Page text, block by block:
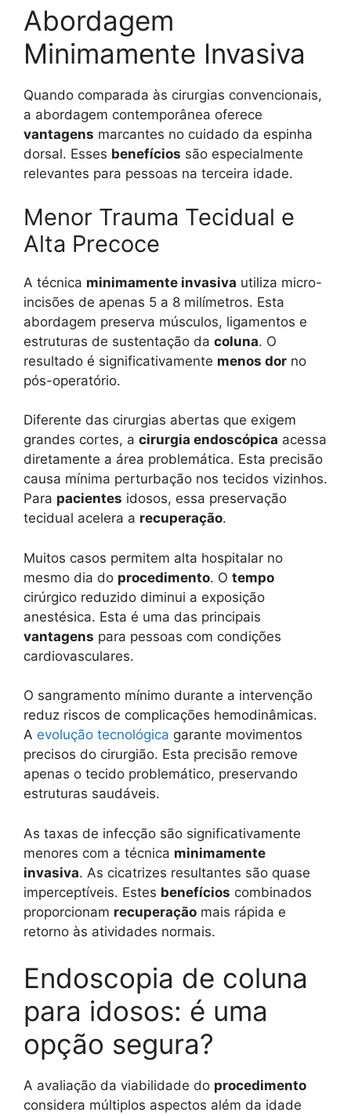
Abordagem
Minimamente Invasiva
Quando comparada às cirurgias convencionais,
a abordagem contemporânea oferece
vantagens marcantes no cuidado da espinha
dorsal. Esses benefícios são especialmente
relevantes para pessoas na terceira idade.
Menor Trauma Tecidual e
Alta Precoce
A técnica minimamente invasiva utiliza micro-
incisões de apenas 5 a 8 milímetros. Esta
abordagem preserva músculos, ligamentos e
estruturas de sustentação da coluna. O
resultado é significativamente menos dor no
pós-operatório.
Diferente das cirurgias abertas que exigem
grandes cortes, a cirurgia endoscópica acessa
diretamente a área problemática. Esta precisão
causa mínima perturbação nos tecidos vizinhos.
Para pacientes idosos, essa preservação
tecidual acelera a recuperação.
Muitos casos permitem alta hospitalar no
mesmo dia do procedimento. O tempo
cirúrgico reduzido diminui a exposição
anestésica. Esta é uma das principais
vantagens para pessoas com condições
cardiovasculares.
O sangramento mínimo durante a intervenção
reduz riscos de complicações hemodinâmicas.
A evolução tecnológica garante movimentos
precisos do cirurgião. Esta precisão remove
apenas o tecido problemático, preservando
estruturas saudáveis.
As taxas de infecção são significativamente
menores com a técnica minimamente
invasiva. As cicatrizes resultantes são quase
imperceptíveis. Estes benefícios combinados
proporcionam recuperação mais rápida e
retorno às atividades normais.
Endoscopia de coluna
para idosos: é uma
opção segura?
A avaliação da viabilidade do procedimento
considera múltiplos aspectos além da idade